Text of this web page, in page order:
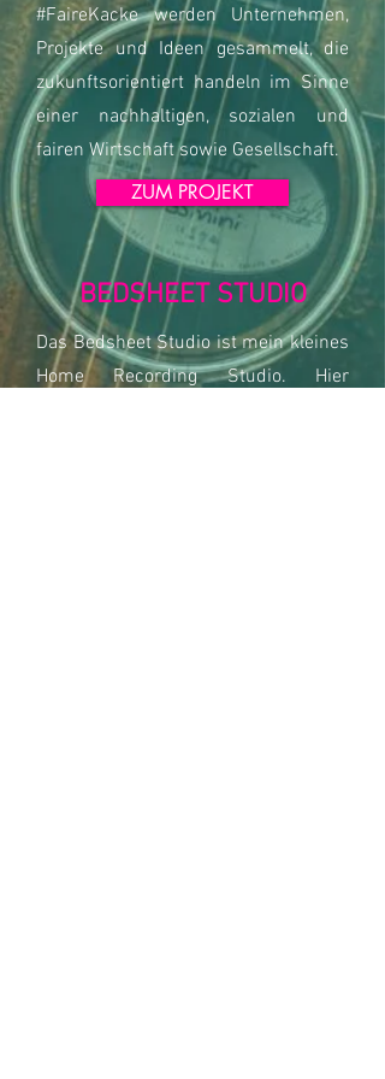
#FaireKacke werden Unternehmen,
Projekte und Ideen gesammelt, die
zukunftsorientiert handeln im Sinne
einer nachhaltigen, sozialen und
fairen Wirtschaft sowie Gesellschaft.
ZUM PROJEKT
BEDSHEET STUDIO
Das Bedsheet Studio ist mein kleines
Home Recording Studio. Hier